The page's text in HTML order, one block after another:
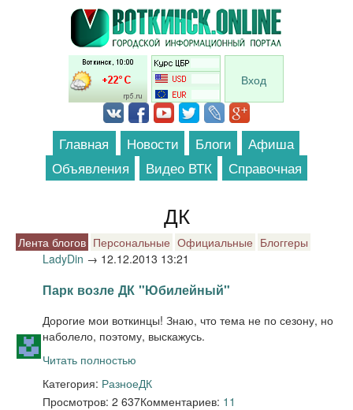
Перейти к основному содержанию
Вход
Главная Новости Блоги
Афиша
Объявления
Видео ВТК Справочная
ДК
Лента блогов Персональные Официальные Блоггеры
LadyDin → 12.12.2013 13:21
Парк возле ДК "Юбилейный"
Дорогие мои воткинцы! Знаю, что тема не по сезону, но
наболело, поэтому, выскажусь.
Читать полностью
Категория: РазноеДК
Просмотров: 2 637Комментариев: 11